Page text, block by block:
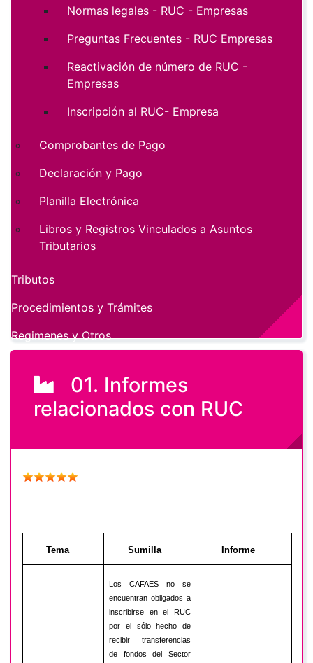
01. Informes
relacionados con RUC
Tema Sumilla Informe
Los CAFAES no se
encuentran obligados a
inscribirse en el RUC
por el sólo hecho de
recibir transferencias
de fondos del Sector
Normas legales - RUC - Empresas
Preguntas Frecuentes - RUC Empresas
Reactivación de número de RUC -
Empresas
Inscripción al RUC- Empresa
Comprobantes de Pago
Declaración y Pago
Planilla Electrónica
Libros y Registros Vinculados a Asuntos
Tributarios
Tributos
Procedimientos y Trámites
Regimenes y Otros